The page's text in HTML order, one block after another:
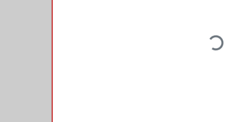
Loading...